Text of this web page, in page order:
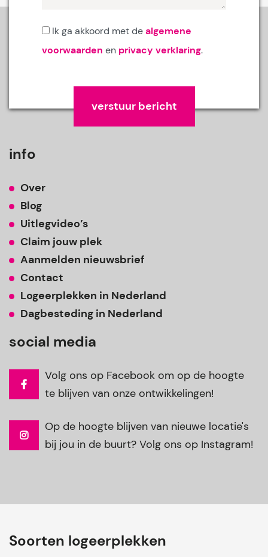
Ik ga akkoord met dealgemene
voorwaarden en privacy verklaring.
info
Over
Blog
Uitlegvideo’s
Claim jouw plek
Aanmelden nieuwsbrief
Contact
Logeerplekken in Nederland
Dagbesteding in Nederland
social media
Volg ons op Facebook om op de hoogte
te blijven van onze ontwikkelingen!
Op de hoogte blijven van nieuwe locatie's
bij jou in de buurt? Volg ons op Instagram!
Soorten logeerplekken